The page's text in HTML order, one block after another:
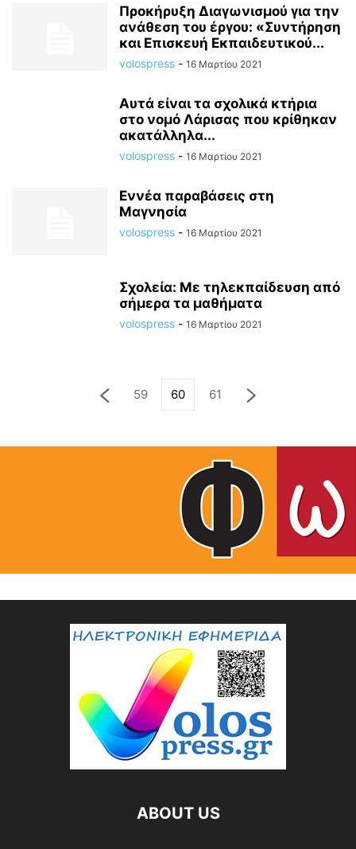
Προκήρυξη Διαγωνισμού για την
ανάθεση του έργου: «Συντήρηση
και Επισκευή Εκπαιδευτικού...
volospress - 16 Μαρτίου 2021
Αυτά είναι τα σχολικά κτήρια
στο νομό Λάρισας που κρίθηκαν
ακατάλληλα...
volospress - 16 Μαρτίου 2021
Εννέα παραβάσεις στη
Μαγνησία
volospress - 16 Μαρτίου 2021
Σχολεία: Με τηλεκπαίδευση από
σήμερα τα μαθήματα
volospress - 16 Μαρτίου 2021
59 60 61
ABOUT US